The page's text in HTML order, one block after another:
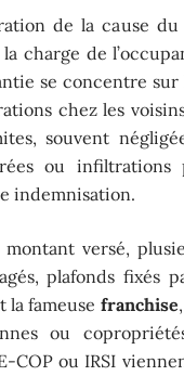
de la cause
charge de
se concentre
chez les
souvent
ou
indemnisation.
versé,
plafonds fixés
la fameuse franchise
ou
COP ou IRSI